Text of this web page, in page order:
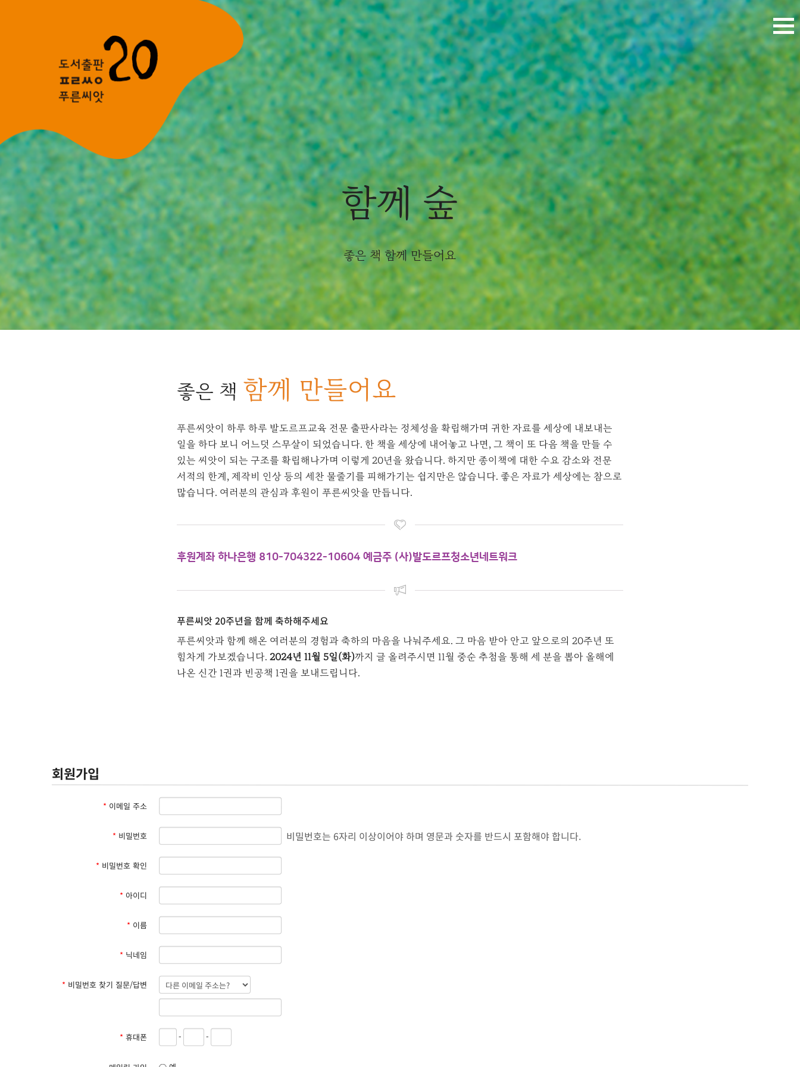
함께숲
좋은 책 함께 만들어요
좋은 책 함께 만들어요
푸른씨앗이 하루 하루 발도르프교육 전문 출판사라는 정체성을 확립해가며 귀한 자료를 세상에 내보내는
일을 하다 보니 어느덧 스무살이 되었습니다. 한 책을 세상에 내어놓고 나면, 그 책이 또 다음 책을 만들 수
있는 씨앗이 되는 구조를 확립해나가며 이렇게 20년을 왔습니다. 하지만 종이책에 대한 수요 감소와 전문
서적의 한계, 제작비 인상 등의 세찬 물줄기를 피해가기는 쉽지만은 않습니다. 좋은 자료가 세상에는 참으로
많습니다. 여러분의 관심과 후원이 푸른씨앗을 만듭니다.
후원계좌 하나은행 810-704322-10604 예금주 (사)발도르프청소년네트워크
푸른씨앗 20주년을 함께 축하해주세요
푸른씨앗과 함께 해온 여러분의 경험과 축하의 마음을 나눠주세요. 그 마음 받아 안고 앞으로의 20주년 또
힘차게 가보겠습니다. 2024년 11월 5일(화)까지 글 올려주시면 11월 중순 추첨을 통해 세 분을 뽑아 올해에
나온 신간 1권과 빈공책 1권을 보내드립니다.
회원가입
* 이메일 주소
* 비밀번호 비밀번호는 6자리 이상이어야 하며 영문과 숫자를 반드시 포함해야 합니다.
* 비밀번호 확인
* 아이디
* 이름
* 닉네임
* 비밀번호 찾기 질문/답변
* 휴대폰 - -